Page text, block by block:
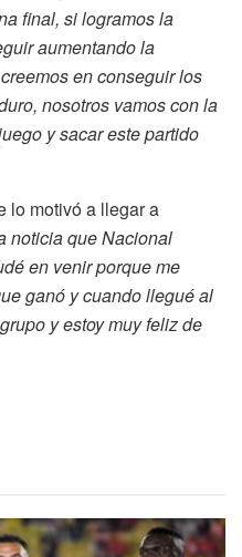
final, si logramos la
aumentando la
en conseguir los
nosotros vamos con la
y sacar este partido
lo motivó a llegar a
noticia que Nacional
en venir porque me
ganó y cuando llegué al
y estoy muy feliz de